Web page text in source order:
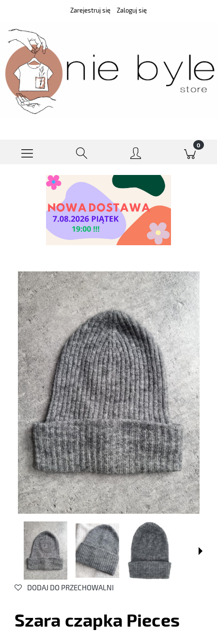
Zarejestruj się Zaloguj się
DODAJ DO PRZECHOWALNI
Szara czapka Pieces